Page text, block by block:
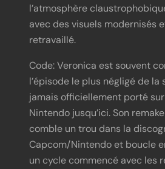
l’atmosphère
avec des visuels modernisés
retravaillé.
Code: Veronica est souvent
l’épisode le plus négligé de la
jamais officiellement porté
Nintendo jusqu’ici. Son
comble un trou dans la
Capcom/Nintendo et boucle
un cycle commencé avec les